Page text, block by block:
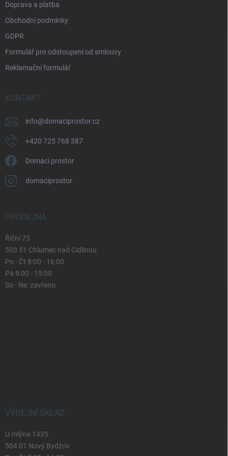
Doprava a platba
Obchodní podmínky
GDPR
Formulář pro odstoupení od smlouvy
Reklamační formulář
KONTAKT
info@domaciprostor.cz
+420 725 768 387
Domácí prostor
domaciprostor
PRODEJNA
Říční 73
503 51 Chlumec nad Cidlinou
Po - Čt 8:00 - 16:00
Pá 8:00 - 15:00
So - Ne: zavřeno
VÝDEJNÍ SKLAD
U mlýna 1435
504 01 Nový Bydžov